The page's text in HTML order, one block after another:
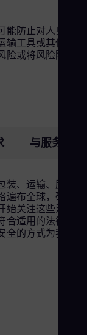
防止对人身或财
工具或其他货物
或将风险降至最
与服务提
、运输、服务供
布全球，确保遵
关注这些法规，
适用的法律要
的方式为我们的